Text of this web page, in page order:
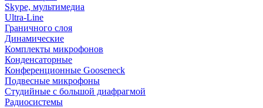
Skype, мультимедиа
Ultra-Line
Граничного слоя
Динамические
Комплекты микрофонов
Конденсаторные
Конференционные Gooseneck
Подвесные микрофоны
Студийные с большой диафрагмой
Радиосистемы